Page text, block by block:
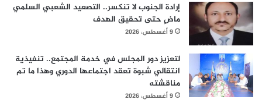
إرادة الجنوب لا تنكسر.. التصعيد الشعبي السلمي
ماضٍ حتى تحقيق الهدف
9 أغسطس، 2026
لتعزيز دور المجلس في خدمة المجتمع.. تنفيذية
انتقالي شبوة تعقد اجتماعها الدوري وهذا ما تم
مناقشته
9 أغسطس، 2026